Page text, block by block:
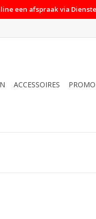
een afspraak via
ACCESSOIRES PROMO